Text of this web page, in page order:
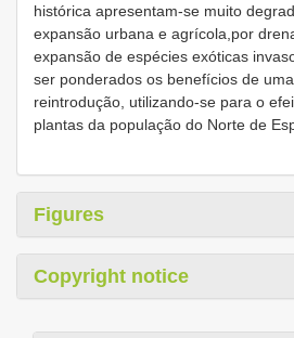
histórica apresentam-se muito
expansão urbana e agrícola,por
expansão de espécies exóticas
ser ponderados os benefícios de
reintrodução, utilizando-se para o
plantas da população do Norte de
Figures
Copyright notice